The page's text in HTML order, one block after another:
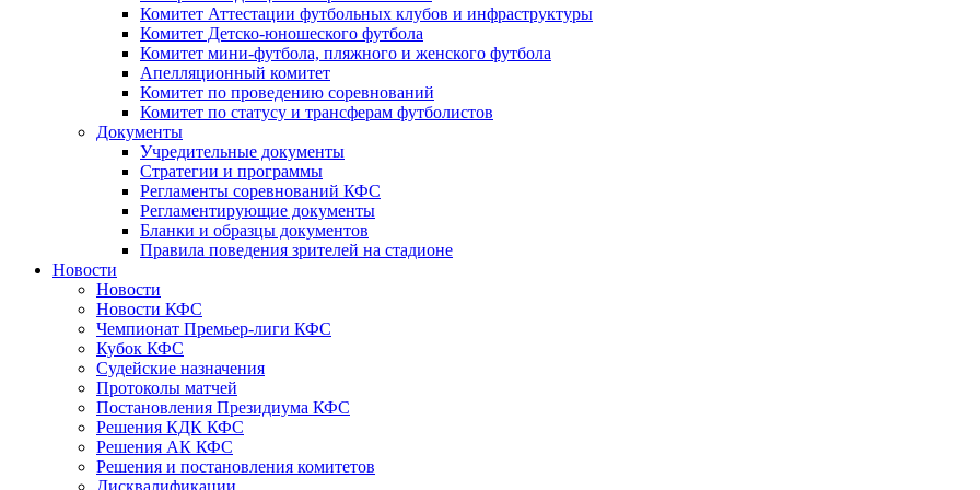
Комитет Аттестации футбольных клубов и инфраструктуры
Комитет Детско-юношеского футбола
Комитет мини-футбола, пляжного и женского футбола
Апелляционный комитет
Комитет по проведению соревнований
Комитет по статусу и трансферам футболистов
Документы
Учредительные документы
Стратегии и программы
Регламенты соревнований КФС
Регламентирующие документы
Бланки и образцы документов
Правила поведения зрителей на стадионе
Новости
Новости
Новости КФС
Чемпионат Премьер-лиги КФС
Кубок КФС
Судейские назначения
Протоколы матчей
Постановления Президиума КФС
Решения КДК КФС
Решения АК КФС
Решения и постановления комитетов
Дисквалификации